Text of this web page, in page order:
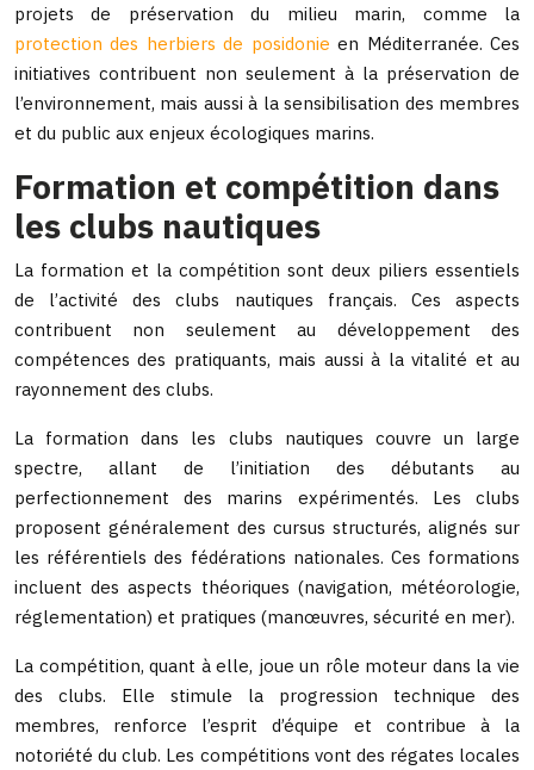
projets de préservation du milieu marin, comme la
protection des herbiers de posidonieen Méditerranée. Ces
initiatives contribuent non seulement à la préservation de
l’environnement, mais aussi à la sensibilisation des membres
et du public aux enjeux écologiques marins.
Formation et compétition dans
les clubs nautiques
La formation et la compétition sont deux piliers essentiels
de l’activité des clubs nautiques français. Ces aspects
contribuent non seulement au développement des
compétences des pratiquants, mais aussi à la vitalité et au
rayonnement des clubs.
La formation dans les clubs nautiques couvre un large
spectre, allant de l’initiation des débutants au
perfectionnement des marins expérimentés. Les clubs
proposent généralement des cursus structurés, alignés sur
les référentiels des fédérations nationales. Ces formations
incluent des aspects théoriques (navigation, météorologie,
réglementation) et pratiques (manœuvres, sécurité en mer).
La compétition, quant à elle, joue un rôle moteur dans la vie
des clubs. Elle stimule la progression technique des
membres, renforce l’esprit d’équipe et contribue à la
notoriété du club. Les compétitions vont des régates locales